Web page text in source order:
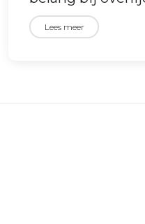
Lees meer